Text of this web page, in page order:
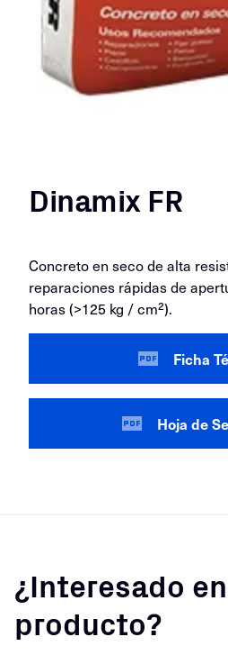
Dinamix FR
Concreto en seco de alta
reparaciones rápidas de
horas (>125 kg / cm²).
Ficha
Hoja de
¿Interesado
producto?